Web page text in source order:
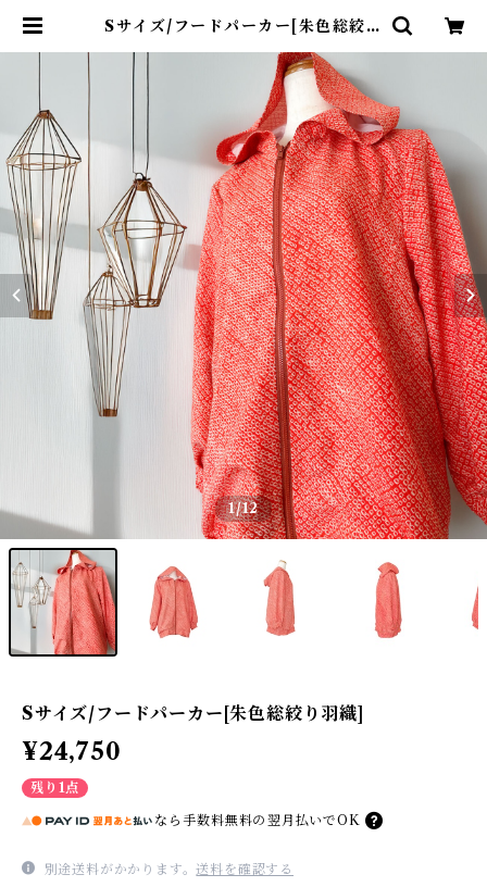
Sサイズ/フードパーカー[朱色総絞り
1/12
Sサイズ/フードパーカー[朱色総絞り羽織]
¥24,750
残り1点
なら 手数料無料の 翌月払いでOK
別途送料がかかります。送料を確認する